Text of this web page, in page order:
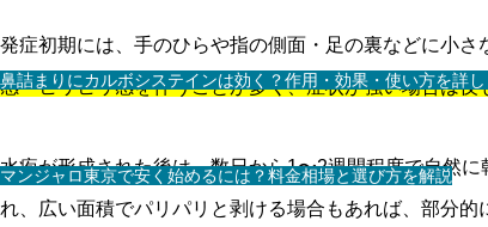
鼻詰まりにカルボシステインは効く？作用・効果・使い方を詳し
マンジャロ東京で安く始めるには？料金相場と選び方を解説
発症初期には、手のひらや指の側面・足の裏などに小
感・ヒリヒリ感を伴うことが多く、症状が強い場合は夜
水疱が形成された後は、数日から1〜2週間程度で自然
れ、広い面積でパリパリと剥ける場合もあれば、部分的